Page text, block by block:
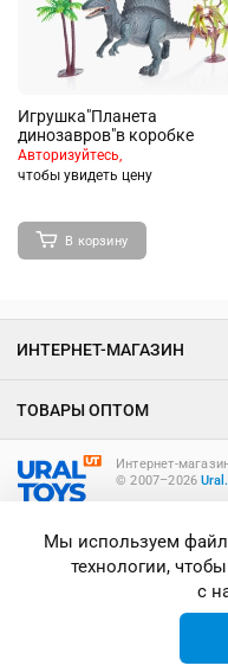
Игрушка"Планета
динозавров"в коробке
Авторизуйтесь,
чтобы увидеть цену
В корзину
Интернет-
© 2007–2026
ИНТЕРНЕТ-МАГАЗИН
ТОВАРЫ ОПТОМ
Мы используем
технологии,
с